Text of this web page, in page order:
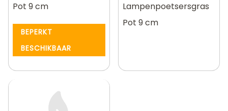
Pot 9 cm
BEPERKT
BESCHIKBAAR
Lampenpoetsersgras
Pot 9 cm